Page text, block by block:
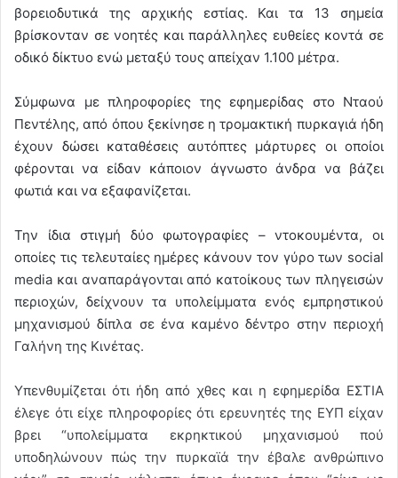
βορειοδυτικά της αρχικής εστίας. Και τα 13 σημεία
βρίσκονταν σε νοητές και παράλληλες ευθείες κοντά σε
οδικό δίκτυο ενώ μεταξύ τους απείχαν 1.100 μέτρα.
Σύμφωνα με πληροφορίες της εφημερίδας στο Νταού
Πεντέλης, από όπου ξεκίνησε η τρομακτική πυρκαγιά ήδη
έχουν δώσει καταθέσεις αυτόπτες μάρτυρες οι οποίοι
φέρονται να είδαν κάποιον άγνωστο άνδρα να βάζει
φωτιά και να εξαφανίζεται.
Την ίδια στιγμή δύο φωτογραφίες – ντοκουμέντα, οι
οποίες τις τελευταίες ημέρες κάνουν τον γύρο των social
media και αναπαράγονται από κατοίκους των πληγεισών
περιοχών, δείχνουν τα υπολείμματα ενός εμπρηστικού
μηχανισμού δίπλα σε ένα καμένο δέντρο στην περιοχή
Γαλήνη της Κινέτας.
Υπενθυμίζεται ότι ήδη από χθες και η εφημερίδα ΕΣΤΙΑ
έλεγε ότι είχε πληροφορίες ότι ερευνητές της ΕΥΠ είχαν
βρει “υπολείμματα εκρηκτικού μηχανισμού πού
υποδηλώνουν πώς την πυρκαϊά την έβαλε ανθρώπινο